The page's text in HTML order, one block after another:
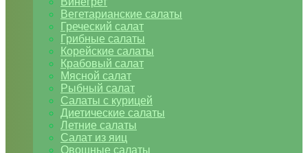
Вегетарианские салаты
Греческий салат
Грибные салаты
Корейские салаты
Крабовый салат
Мясной салат
Рыбный салат
Салаты с курицей
Диетические салаты
Летние салаты
Салат из яиц
Овощные салаты